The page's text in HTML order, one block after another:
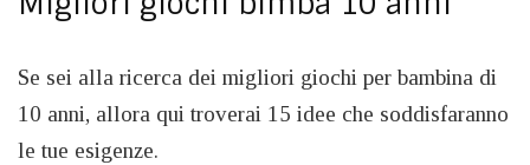
Se sei alla ricerca dei migliori giochi per bambina di
10 anni, allora qui troverai 15 idee che soddisfaranno
le tue esigenze.